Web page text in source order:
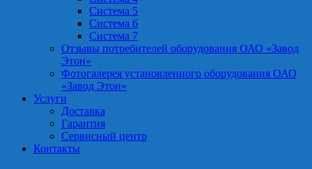
Система 5
Система 6
Система 7
Отзывы потребителей оборудования ОАО «Завод
Этон»
Фотогалерея установленного оборудования ОАО
«Завод Этон»
Услуги
Доставка
Гарантия
Сервисный центр
Контакты